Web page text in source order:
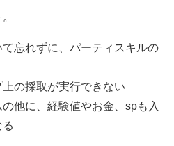
忘れずに、パーティスキルの
の採取が実行できない
他に、経験値やお金、spも入